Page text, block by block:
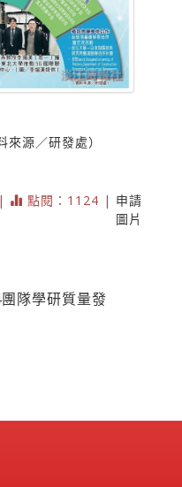
源／研發處）
點閱：1124 | 申請
圖片
隊學研質量發